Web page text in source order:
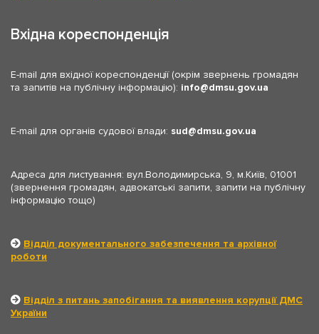
Вхідна кореспонденція
E-mail для вхідної кореспонденції (окрім звернень громадян
та запитів на публічну інформацію): info dmsu.gov.ua
E-mail для органів судової влади: sud dmsu.gov.ua
Адреса для листування: вул.Володимирська, 9, м.Київ, 01001
(звернення громадян, адвокатські запити, запити на публічну
інформацію тощо)
Відділ документального забезпечення та архівної
роботи
Відділ з питань запобігання та виявлення корупції ДМС
України